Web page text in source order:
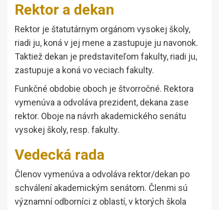
Rektor a dekan
Rektor je štatutárnym orgánom vysokej školy,
riadi ju, koná v jej mene a zastupuje ju navonok.
Taktiež dekan je predstaviteľom fakulty, riadi ju,
zastupuje a koná vo veciach fakulty.
Funkčné obdobie oboch je štvorročné. Rektora
vymenúva a odvoláva prezident, dekana zase
rektor. Oboje na návrh akademického senátu
vysokej školy, resp. fakulty.
Vedecká rada
Členov vymenúva a odvoláva rektor/dekan po
schválení akademickým senátom. Členmi sú
významní odborníci z oblastí, v ktorých škola